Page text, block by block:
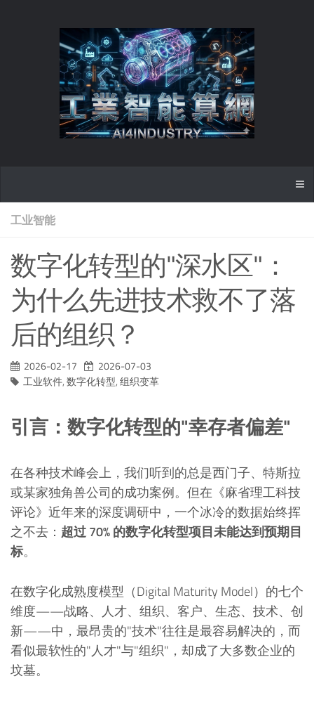
工业智能
数字化转型的"深水区"：
为什么先进技术救不了落
后的组织？
2026-02-17
2026-07-03
工业软件,数字化转型,组织变革
引言：数字化转型的"幸存者偏差"
在各种技术峰会上，我们听到的总是西门子、特斯拉
或某家独角兽公司的成功案例。但在《麻省理工科技
评论》近年来的深度调研中，一个冰冷的数据始终挥
之不去： 超过 70% 的数字化转型项目未能达到预期目
标。
在数字化成熟度模型（Digital Maturity Model）的七个
维度——战略、人才、组织、客户、生态、技术、创
新——中，最昂贵的"技术"往往是最容易解决的，而
看似最软性的"人才"与"组织"，却成了大多数企业的
坟墓。